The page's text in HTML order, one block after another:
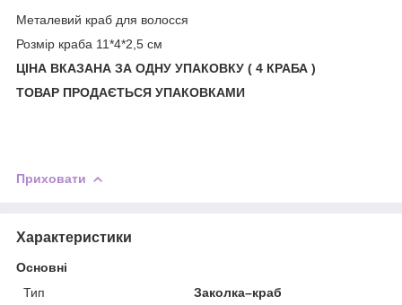
Металевий краб для волосся
Розмір краба 11*4*2,5 см
ЦІНА ВКАЗАНА ЗА ОДНУ УПАКОВКУ ( 4 КРАБА )
ТОВАР ПРОДАЄТЬСЯ УПАКОВКАМИ
Приховати
Характеристики
Основні
Тип
Заколка–краб